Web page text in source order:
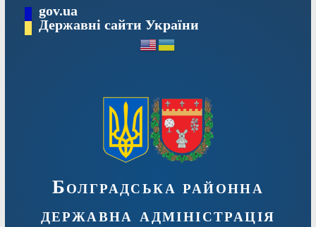
Перейтиgov.ua
Державні сайти України
Болградська районна
державна адміністрація